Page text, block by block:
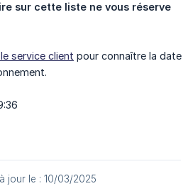
sur cette liste ne vous réserve
service client pour connaître la date
jour le : 10/03/2025